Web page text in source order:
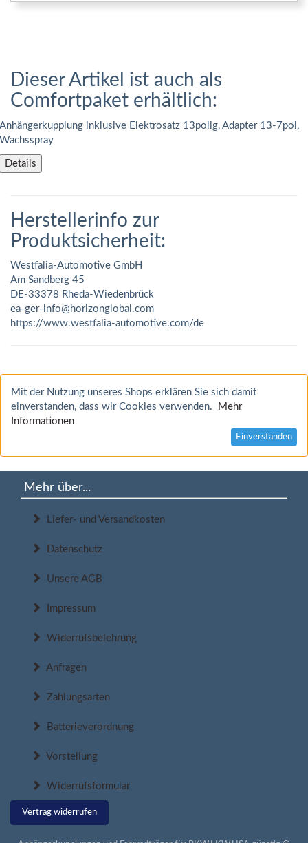
Dieser Artikel ist auch als
Comfortpaket erhältlich:
Anhängerkupplung inklusive Elektrosatz 13polig, Adapter 13-7pol,
Wachsspray
Details
Herstellerinfo zur
Produktsicherheit:
Westfalia-Automotive GmbH
Am Sandberg 45
DE-33378 Rheda-Wiedenbrück
ea-ger-info@horizonglobal.com
https://www.westfalia-automotive.com/de
Mit der Nutzung unseres Shops erklären Sie sich damit
einverstanden, dass wir Cookies verwenden.
Mehr
Informationen
Einverstanden
Mehr über...
Liefer- und Versandkosten
Datenschutz
Unsere AGB
Impressum
Widerrufsbelehrung
Anfragen
Zahlungsarten
Batterieverordnung
Vorstellung
Widerrufsformular
Vertrag widerrufen